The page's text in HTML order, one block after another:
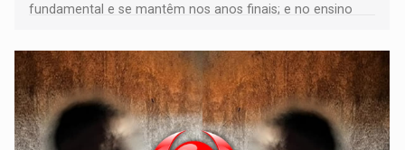
fundamental e se mantêm nos anos finais; e no ensino